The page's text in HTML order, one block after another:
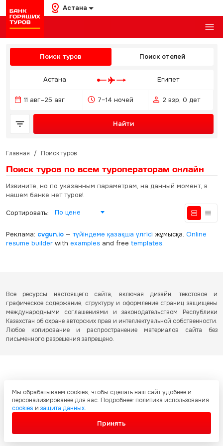
Астана
Поиск туров Поиск отелей
Астана Египет
11 авг–25 авг 7–14 ночей 2 взр, 0 дет
Найти
Главная / Поиск туров
Поиск туров по всем туроператорам онлайн
Извините, но по указанным параметрам, на данный момент, в
нашем банке нет туров!
Сортировать: По цене
Реклама: cvgun.io— түйіндеме қазақша үлгісі жұмысқа. Online
resume builderwith examplesand free templates.
Все ресурсы настоящего сайта, включая дизайн, текстовое и
графическое содержание, структуру и оформление страниц защищены
международными соглашениями и законодательством Республики
Казахстан об охране авторских прав и интеллектуальной собственности.
Любое копирование и распространение материалов сайта без
письменного разрешения запрещено.
Мы обрабатываем cookies, чтобы сделать наш сайт удобнее и
персонализированее для вас. Подробнее: политика использования
cookies и защита данных.
Принять